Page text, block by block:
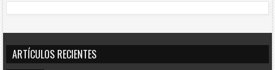
ARTÍCULOS RECIENTES